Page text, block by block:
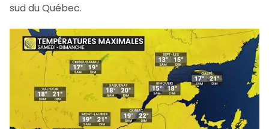
sud du Québec.